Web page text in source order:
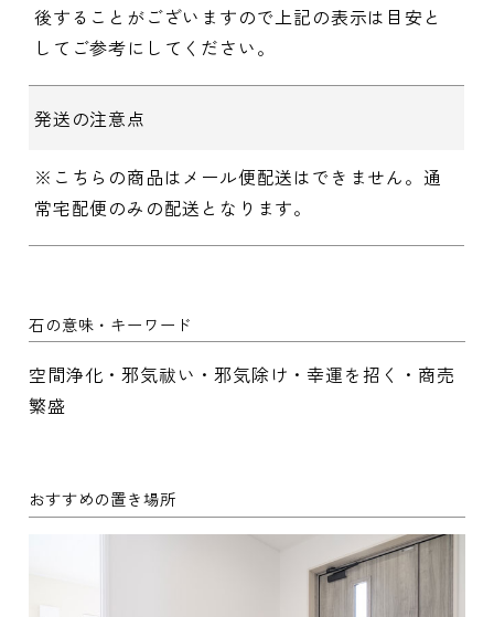
後することがございますので上記の表示は目安と
してご参考にしてください。
発送の注意点
※こちらの商品はメール便配送はできません。通
常宅配便のみの配送となります。
石の意味・キーワード
空間浄化・邪気祓い・邪気除け・幸運を招く・商売
繁盛
おすすめの置き場所